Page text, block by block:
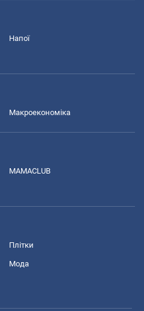
Напої
Макроекономіка
MAMACLUB
Плітки
Мода